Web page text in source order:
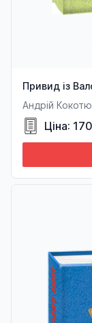
Привид із
Андрій
Ціна: